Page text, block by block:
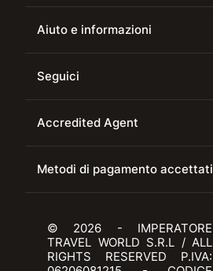
Aiuto e informazioni
Seguici
Accredited Agent
Metodi di pagamento accettati
© 2026 - IMPERATORE
TRAVEL WORLD S.R.L / ALL
RIGHTS RESERVED P.IVA: